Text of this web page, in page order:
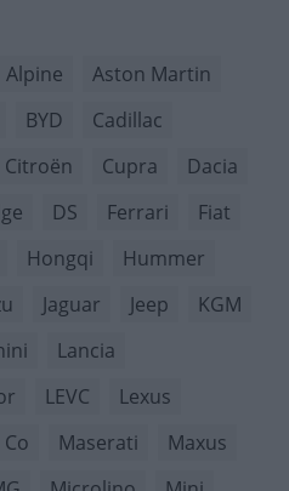
Alpine
Aston Martin
BYD
Cadillac
Citroën Cupra
Dacia
DS Ferrari
Fiat
Hongqi
Hummer
Jaguar Jeep
KGM
Lancia
LEVC
Lexus
Maserati
Maxus